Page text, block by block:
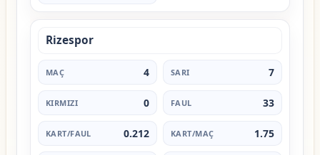
Rizespor
4 7
0 33
0.212 1.75